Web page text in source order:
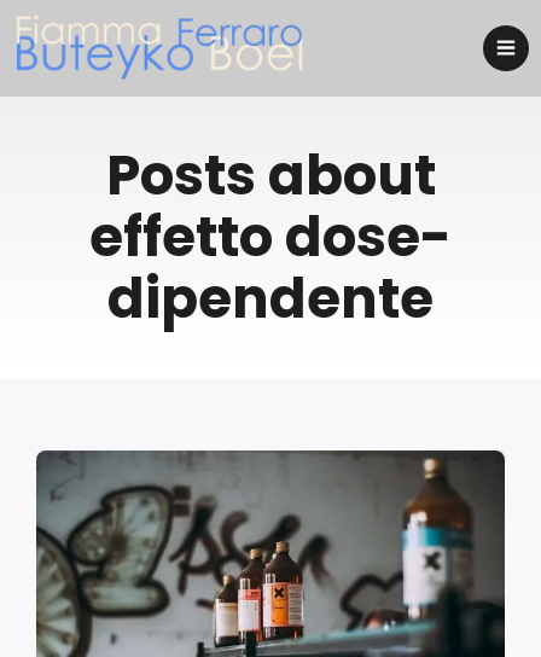
Posts about
effetto dose-
dipendente